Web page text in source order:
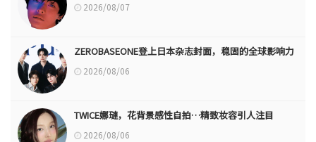
2026/08/07
ZEROBASEONE登上日本杂志封面，稳固的全球影响力
2026/08/06
TWICE娜璉，花背景感性自拍…精致妆容引人注目
2026/08/06